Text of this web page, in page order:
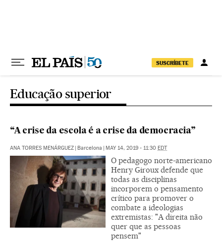
SUSCRÍBETE
Educação superior
“A crise da escola é a crise da democracia”
ANA TORRES MENÁRGUEZ | Barcelona | MAY 14, 2019 - 11:30 EDT
O pedagogo norte-americano
Henry Giroux defende que
todas as disciplinas
incorporem o pensamento
crítico para promover o
combate a ideologias
extremistas: "A direita não
quer que as pessoas
pensem"